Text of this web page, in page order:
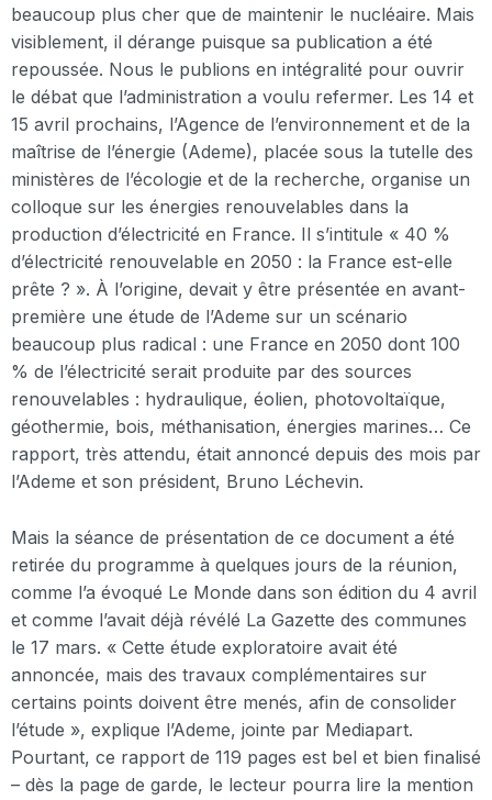
beaucoup plus cher que de maintenir le nucléaire. Mais
visiblement, il dérange puisque sa publication a été
repoussée. Nous le publions en intégralité pour ouvrir
le débat que l’administration a voulu refermer. Les 14 et
15 avril prochains, l’Agence de l’environnement et de la
maîtrise de l’énergie (Ademe), placée sous la tutelle des
ministères de l’écologie et de la recherche, organise un
colloque sur les énergies renouvelables dans la
production d’électricité en France. Il s’intitule « 40 %
d’électricité renouvelable en 2050 : la France est-elle
prête ? ». À l’origine, devait y être présentée en avant-
première une étude de l’Ademe sur un scénario
beaucoup plus radical : une France en 2050 dont 100
% de l’électricité serait produite par des sources
renouvelables : hydraulique, éolien, photovoltaïque,
géothermie, bois, méthanisation, énergies marines… Ce
rapport, très attendu, était annoncé depuis des mois par
l’Ademe et son président, Bruno Léchevin.
Mais la séance de présentation de ce document a été
retirée du programme à quelques jours de la réunion,
comme l’a évoqué Le Monde dans son édition du 4 avril
et comme l’avait déjà révélé La Gazette des communes
le 17 mars. « Cette étude exploratoire avait été
annoncée, mais des travaux complémentaires sur
certains points doivent être menés, afin de consolider
l’étude », explique l’Ademe, jointe par Mediapart.
Pourtant, ce rapport de 119 pages est bel et bien finalisé
– dès la page de garde, le lecteur pourra lire la mention